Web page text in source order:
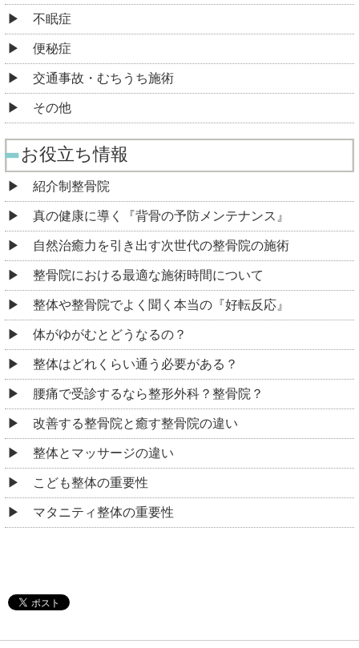
不眠症
便秘症
交通事故・むちうち施術
その他
お役立ち情報
紹介制整骨院
真の健康に導く『背骨の予防メンテナンス』
自然治癒力を引き出す次世代の整骨院の施術
整骨院における最適な施術時間について
整体や整骨院でよく聞く本当の『好転反応』
体がゆがむとどうなるの？
整体はどれくらい通う必要がある？
腰痛で受診するなら整形外科？整骨院？
改善する整骨院と癒す整骨院の違い
整体とマッサージの違い
こども整体の重要性
マタニティ整体の重要性